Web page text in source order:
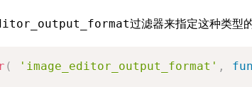
过滤器来指定这种类型
( 'image_editor_output_format' ,